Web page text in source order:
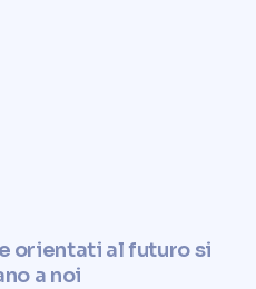
orientati al futuro si
a noi